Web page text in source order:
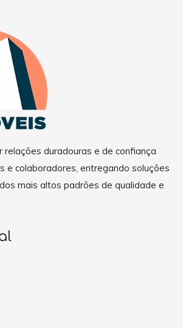
relações duradouras e de confiança
e colaboradores, entregando soluções
mais altos padrões de qualidade e